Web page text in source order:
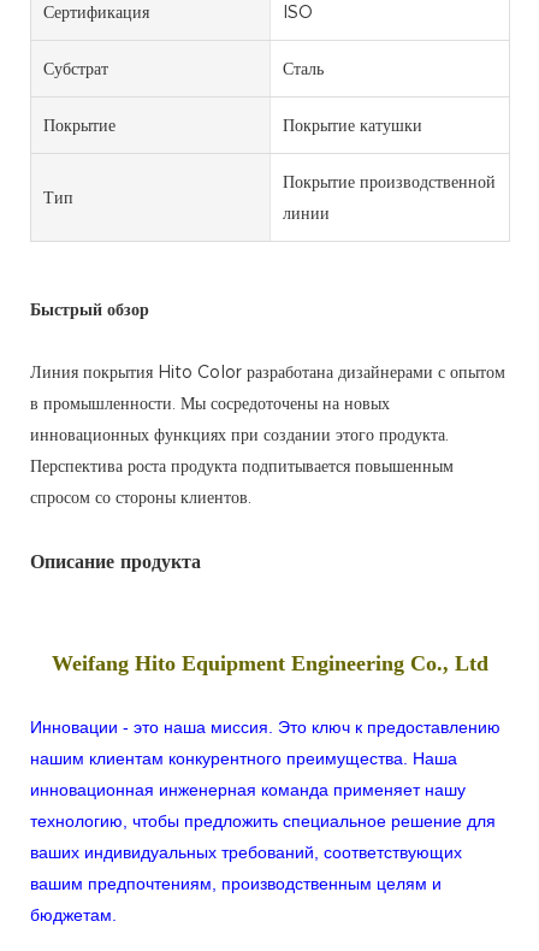
Сертификация ISO
Субстрат Сталь
Покрытие Покрытие катушки
Тип
Покрытие производственной
линии
Быстрый обзор
Линия покрытия Hito Color разработана дизайнерами с опытом
в промышленности. Мы сосредоточены на новых
инновационных функциях при создании этого продукта.
Перспектива роста продукта подпитывается повышенным
спросом со стороны клиентов.
Описание продукта
Weifang Hito Equipment Engineering Co., Ltd
Инновации - это наша миссия. Это ключ к предоставлению
нашим клиентам конкурентного преимущества. Наша
инновационная инженерная команда применяет нашу
технологию, чтобы предложить специальное решение для
ваших индивидуальных требований, соответствующих
вашим предпочтениям, производственным целям и
бюджетам.